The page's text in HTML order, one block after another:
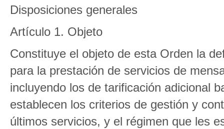
Disposiciones generales
Artículo 1. Objeto
Constituye el objeto de esta Orden la
para la prestación de servicios de
incluyendo los de tarificación adicional
establecen los criterios de gestión y
últimos servicios, y el régimen que les